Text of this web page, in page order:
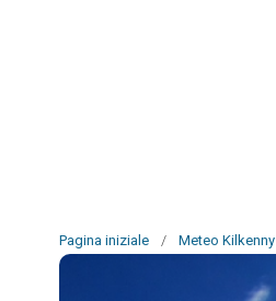
Pagina iniziale / Meteo Kilkenny